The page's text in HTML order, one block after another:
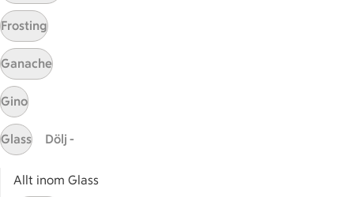
Prenumerera
Frosting
Ganache
Gino
Glass Dölj -
Allt inom Glass